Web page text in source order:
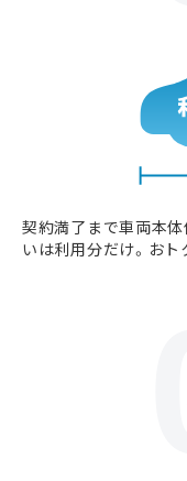
契約満了まで車両本
いは利用分だけ。おト